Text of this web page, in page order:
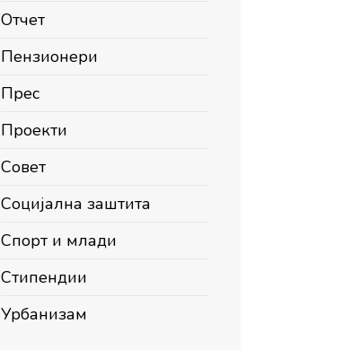
Отчет
Пензионери
Прес
Проекти
Совет
Социјална заштита
Спорт и млади
Стипендии
Урбанизам